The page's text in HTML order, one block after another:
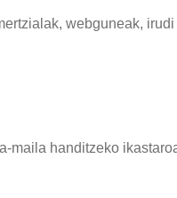
webguneak,
handitzeko